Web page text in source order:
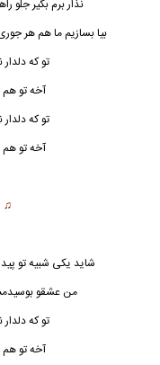
نذار برم بگیر جلو
بیا بسازیم ما هم هر
تو که
آخه تو
تو که
آخه تو
شاید یکی شبیه تو
من عشقو
تو که
آخه تو